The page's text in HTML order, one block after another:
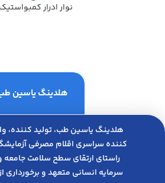
نوار ادرار کمبواستیک
هلدینگ یاسین
هلدینگ یاسین طب، تولید کننده،
کننده سراسری اقلام مصرفی
راﺳﺘﺎی ارﺗﻘﺎی ﺳﻄﺢ ﺳﻼﻣﺖ ﺟﺎﻣﻌﻪ و
ﺳﺮﻣﺎﯾﻪ انسانی متعهد و ﺑﺮﺧﻮرداری